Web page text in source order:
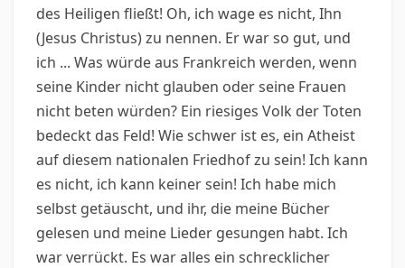
des Heiligen fließt! Oh, ich wage es nicht, Ihn
(Jesus Christus) zu nennen. Er war so gut, und
ich ... Was würde aus Frankreich werden, wenn
seine Kinder nicht glauben oder seine Frauen
nicht beten würden? Ein riesiges Volk der Toten
bedeckt das Feld! Wie schwer ist es, ein Atheist
auf diesem nationalen Friedhof zu sein! Ich kann
es nicht, ich kann keiner sein! Ich habe mich
selbst getäuscht, und ihr, die meine Bücher
gelesen und meine Lieder gesungen habt. Ich
war verrückt. Es war alles ein schrecklicher